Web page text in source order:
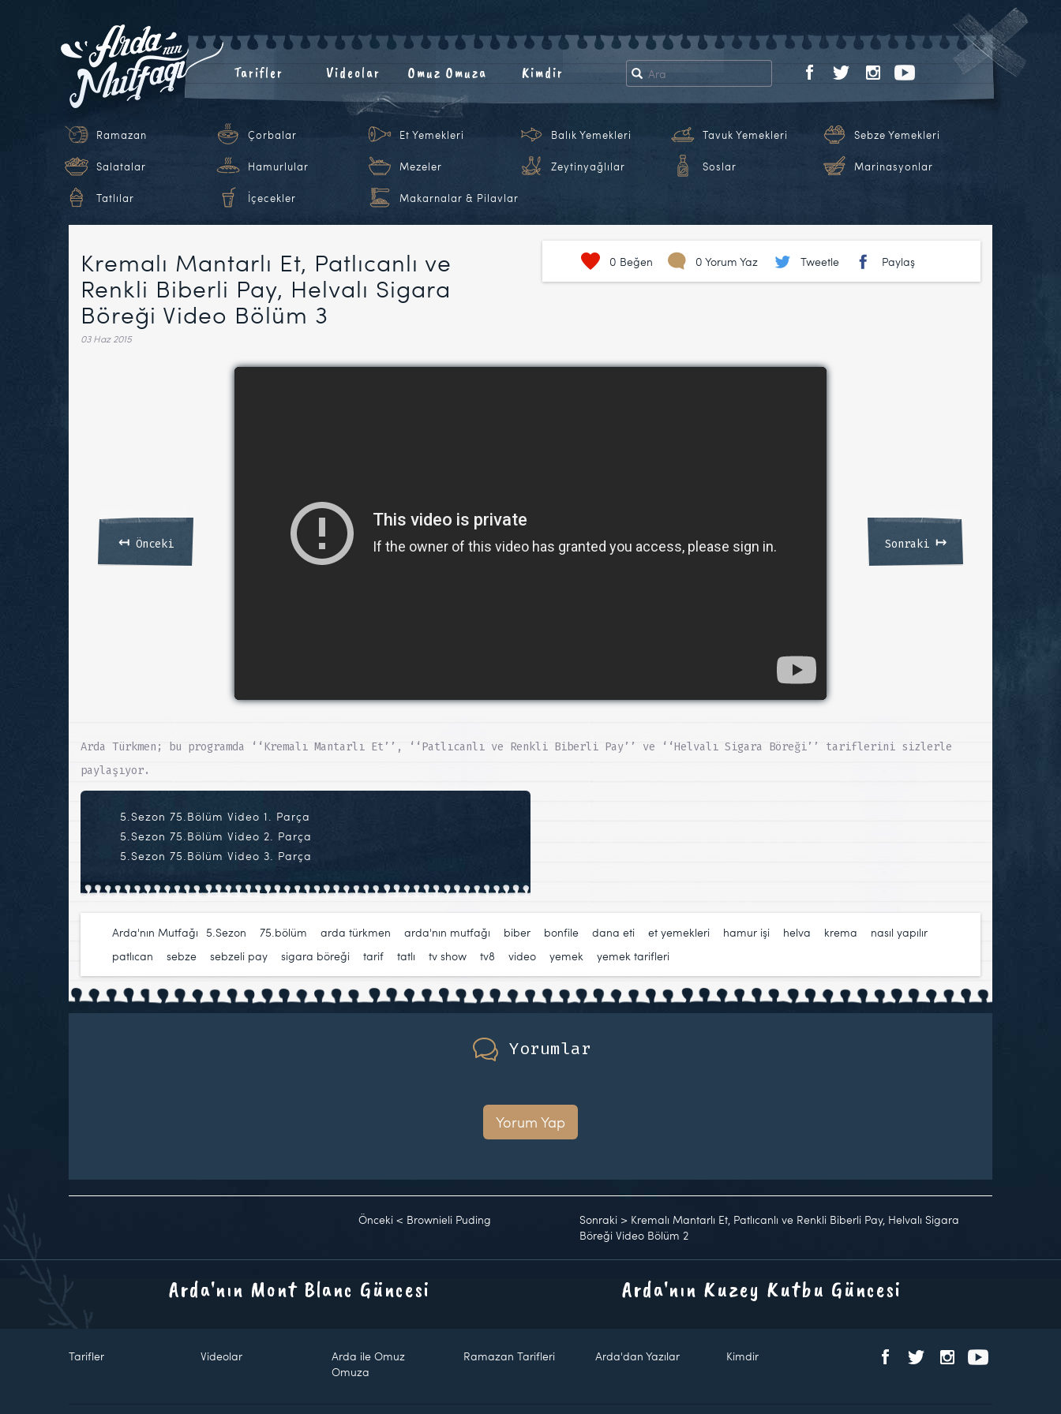
Tarifler Videolar Omuz Omuza Kimdir
Ramazan Çorbalar Et Yemekleri Balık Yemekleri Tavuk Yemekleri Sebze Yemekleri
Salatalar Hamurlular Mezeler Zeytinyağlılar Soslar Marinasyonlar
Tatlılar İçecekler Makarnalar & Pilavlar
Kremalı Mantarlı Et, Patlıcanlı ve
Renkli Biberli Pay, Helvalı Sigara
Böreği Video Bölüm 3
03 Haz 2015
0 Beğen 0 Yorum Yaz Tweetle Paylaş
↤Önceki Sonraki ↦
Arda Türkmen; bu programda ‘‘Kremalı Mantarlı Et’’, ‘‘Patlıcanlı ve Renkli Biberli Pay’’ ve ‘‘Helvalı Sigara Böreği’’ tariflerini sizlerle
paylaşıyor.
5.Sezon 75.Bölüm Video 1. Parça
5.Sezon 75.Bölüm Video 2. Parça
5.Sezon 75.Bölüm Video 3. Parça
Arda'nın Mutfağı 5.Sezon 75.bölüm arda türkmen arda'nın mutfağı biber bonfile dana eti et yemekleri hamur işi helva krema nasıl yapılır
patlıcan
sebze sebzeli pay sigara böreği tarif tatlı tv show tv8 video yemek yemek tarifleri
Yorumlar
Yorum Yap
Önceki < Brownieli Puding Sonraki > Kremalı Mantarlı Et, Patlıcanlı ve Renkli Biberli Pay, Helvalı Sigara
Böreği Video Bölüm 2
Arda'nın Mont Blanc Güncesi Arda'nın Kuzey Kutbu Güncesi
Tarifler Videolar
Arda ile Omuz
Omuza
Ramazan Tarifleri Arda'dan Yazılar Kimdir